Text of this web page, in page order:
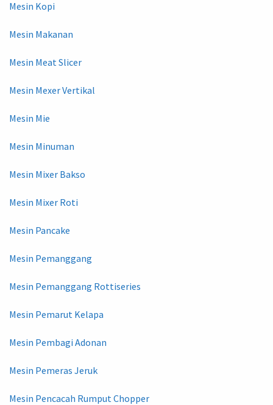
Mesin Kopi
Mesin Makanan
Mesin Meat Slicer
Mesin Mexer Vertikal
Mesin Mie
Mesin Minuman
Mesin Mixer Bakso
Mesin Mixer Roti
Mesin Pancake
Mesin Pemanggang
Mesin Pemanggang Rottiseries
Mesin Pemarut Kelapa
Mesin Pembagi Adonan
Mesin Pemeras Jeruk
Mesin Pencacah Rumput Chopper